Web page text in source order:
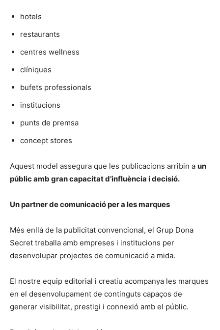
hotels
restaurants
centres wellness
clíniques
bufets professionals
institucions
punts de premsa
concept stores
Aquest model assegura que les publicacions arribin a un
públic amb gran capacitat d’influència i decisió.
Un partner de comunicació per a les marques
Més enllà de la publicitat convencional, el Grup Dona
Secret treballa amb empreses i institucions per
desenvolupar projectes de comunicació a mida.
El nostre equip editorial i creatiu acompanya les marques
en el desenvolupament de continguts capaços de
generar visibilitat, prestigi i connexió amb el públic.